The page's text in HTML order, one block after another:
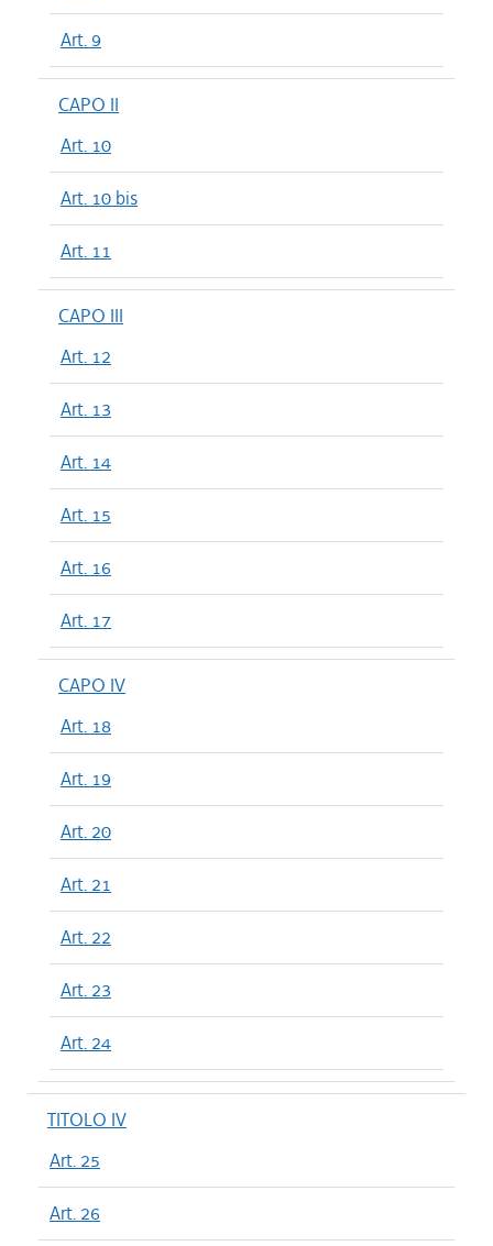
Art. 9
CAPO II
Art. 10
Art. 10 bis
Art. 11
CAPO III
Art. 12
Art. 13
Art. 14
Art. 15
Art. 16
Art. 17
CAPO IV
Art. 18
Art. 19
Art. 20
Art. 21
Art. 22
Art. 23
Art. 24
TITOLO IV
Art. 25
Art. 26